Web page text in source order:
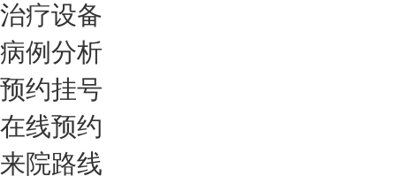
治疗设备
病例分析
预约挂号
在线预约
来院路线